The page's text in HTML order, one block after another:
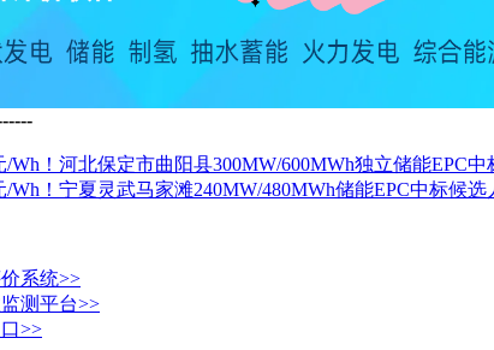
/Wh！河北保定市曲阳县300MW/600MWh独立储能EPC
/Wh！宁夏灵武马家滩240MW/480MWh储能EPC中标候选
系统>>
测平台>>
>>